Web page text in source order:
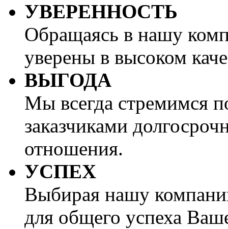
УВЕРЕННОСТЬ
Обращаясь в нашу
уверены в высоком
ВЫГОДА
Мы всегда стремимся
заказчиками
отношения.
УСПЕХ
Выбирая нашу
для общего успеха